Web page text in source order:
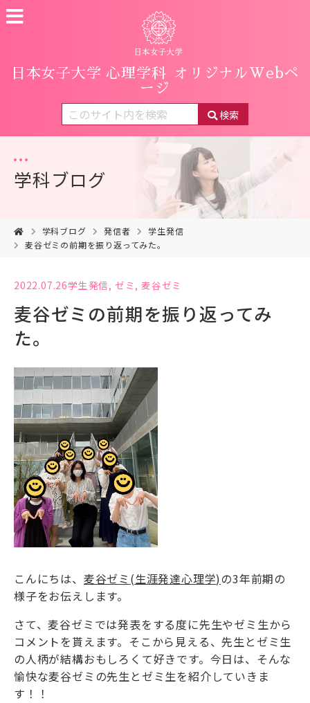
日本女子大学 心理学科
オリジナルWebペ
ージ
検索
学科ブログ
学科ブログ 発信者
学生発信
麦谷ゼミの前期を振り返ってみた。
2022.07.26学生発信, ゼミ ,麦谷ゼミ
麦谷ゼミの前期を振り返ってみ
た。
こんにちは、 麦谷ゼミ (生涯発達心理学)の3年前期の
様子をお伝えします。
さて、麦谷ゼミでは発表をする度に先生やゼミ生から
コメントを貰えます。そこから見える、先生とゼミ生
の人柄が結構おもしろくて好きです。今日は、そんな
愉快な麦谷ゼミの先生とゼミ生を紹介していきま
す！！